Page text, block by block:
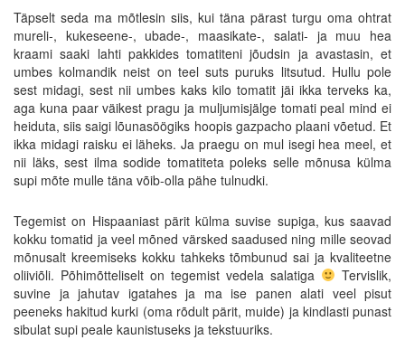
Täpselt seda ma mõtlesin siis, kui täna pärast turgu oma ohtrat
mureli-, kukeseene-, ubade-, maasikate-, salati- ja muu hea
kraami saaki lahti pakkides tomatiteni jõudsin ja avastasin, et
umbes kolmandik neist on teel suts puruks litsutud. Hullu pole
sest midagi, sest nii umbes kaks kilo tomatit jäi ikka terveks ka,
aga kuna paar väikest pragu ja muljumisjälge tomati peal mind ei
heiduta, siis saigi lõunasöögiks hoopis gazpacho plaani võetud. Et
ikka midagi raisku ei läheks. Ja praegu on mul isegi hea meel, et
nii läks, sest ilma sodide tomatiteta poleks selle mõnusa külma
supi mõte mulle täna võib-olla pähe tulnudki.
Tegemist on Hispaaniast pärit külma suvise supiga, kus saavad
kokku tomatid ja veel mõned värsked saadused ning mille seovad
mõnusalt kreemiseks kokku tahkeks tõmbunud sai ja kvaliteetne
oliiviõli. Põhimõtteliselt on tegemist vedela salatiga
Tervislik,
suvine ja jahutav igatahes ja ma ise panen alati veel pisut
peeneks hakitud kurki (oma rõdult pärit, muide) ja kindlasti punast
sibulat supi peale kaunistuseks ja tekstuuriks.